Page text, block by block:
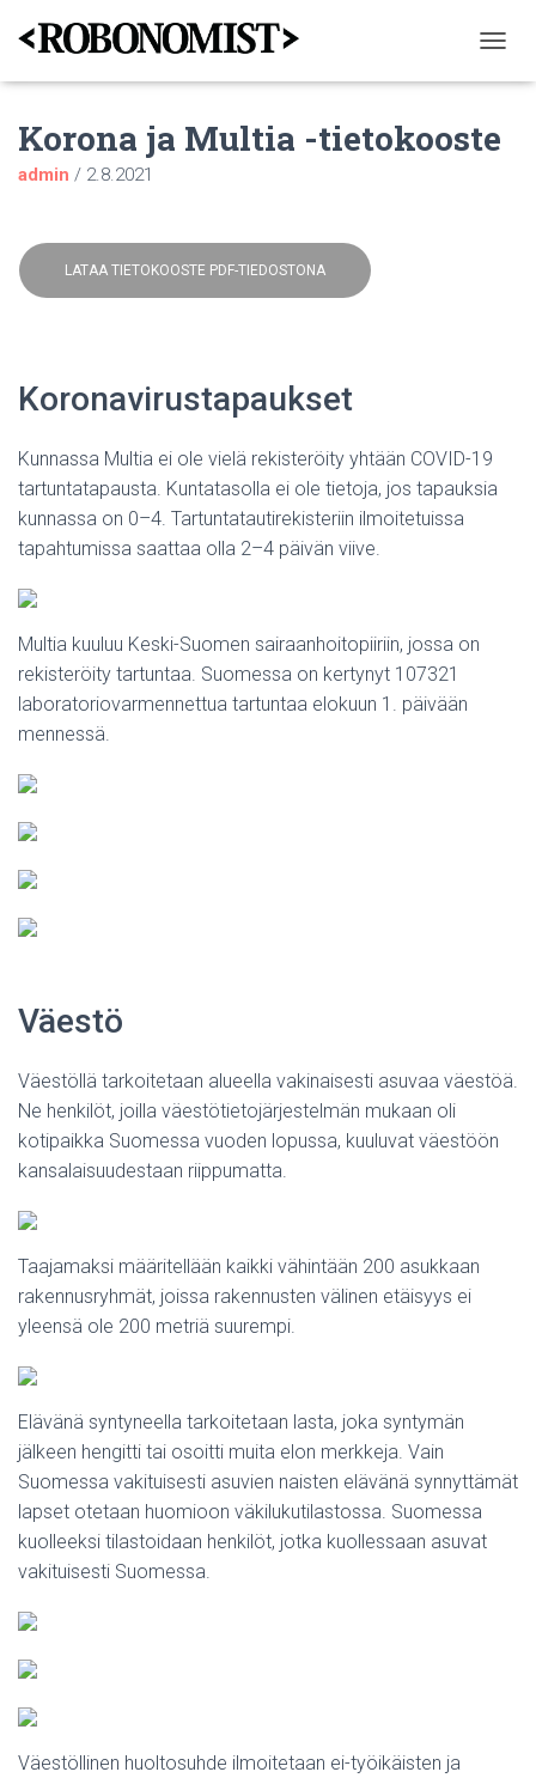
A
G
I
Korona ja Multia -tietokooste
admin / 2.8.2021
LATAA TIETOKOOSTE PDF-TIEDOSTONA
Koronavirustapaukset
Kunnassa Multia ei ole vielä rekisteröity yhtään COVID-19
tartuntatapausta. Kuntatasolla ei ole tietoja, jos tapauksia
kunnassa on 0–4. Tartuntatautirekisteriin ilmoitetuissa
tapahtumissa saattaa olla 2–4 päivän viive.
Multia kuuluu Keski-Suomen sairaanhoitopiiriin, jossa on
rekisteröity tartuntaa. Suomessa on kertynyt 107321
laboratoriovarmennettua tartuntaa elokuun 1. päivään
mennessä.
Väestö
Väestöllä tarkoitetaan alueella vakinaisesti asuvaa väestöä.
Ne henkilöt, joilla väestötietojärjestelmän mukaan oli
kotipaikka Suomessa vuoden lopussa, kuuluvat väestöön
kansalaisuudestaan riippumatta.
Taajamaksi määritellään kaikki vähintään 200 asukkaan
rakennusryhmät, joissa rakennusten välinen etäisyys ei
yleensä ole 200 metriä suurempi.
Elävänä syntyneella tarkoitetaan lasta, joka syntymän
jälkeen hengitti tai osoitti muita elon merkkeja. Vain
Suomessa vakituisesti asuvien naisten elävänä synnyttämät
lapset otetaan huomioon väkilukutilastossa. Suomessa
kuolleeksi tilastoidaan henkilöt, jotka kuollessaan asuvat
vakituisesti Suomessa.
Väestöllinen huoltosuhde ilmoitetaan ei-työikäisten ja